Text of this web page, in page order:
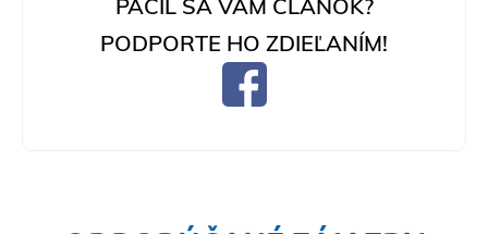
PÁČIL SA VÁM ČLÁNOK?
PODPORTE HO ZDIEĽANÍM!